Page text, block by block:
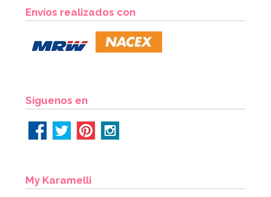
15,49€ 15,49€
Envíos realizados con
Síguenos en
My Karamelli